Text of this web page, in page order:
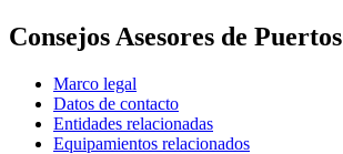
Consejos Asesores de Puertos
Marco legal
Datos de contacto
Entidades relacionadas
Equipamientos relacionados